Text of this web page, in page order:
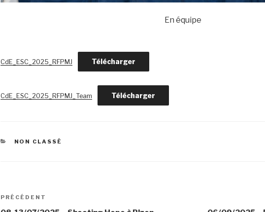
En équipe
CdE_ESC_2025_RFPMJ Télécharger
CdE_ESC_2025_RFPMJ_Team Télécharger
CATÉGORIES
NON CLASSÉ
Navigation
Article
PRÉCÉDENT